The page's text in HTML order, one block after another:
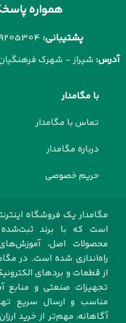
همواره
پشتیبانی:
آدرس: شیراز - شهرک
با مگامدار
تماس با مگامدار
درباره مگامدار
حریم خصوصی
مگامدار یک فروشگاه
است که با برند ثبت‌شده
محصولات اصل،
راه‌اندازی شده است. در
از قطعات و بردهای
تجهیزات صنعتی و منابع
مناسب و ارسال سریع
آگاهانه، مهم‌تر از خرید